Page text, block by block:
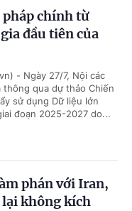
chính từ
đầu tiên của
- Ngày 27/7, Nội các
thông qua dự thảo Chiến
sử dụng Dữ liệu lớn
đoạn 2025-2027 do...
phán với Iran,
không kích